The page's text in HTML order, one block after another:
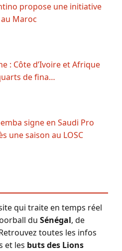
propose une initiative
Maroc
: Côte d’Ivoire et Afrique
de fina…
signe en Saudi Pro
une saison au LOSC
qui traite en temps réel
du Sénégal, de
toutes les infos
et les buts des Lions